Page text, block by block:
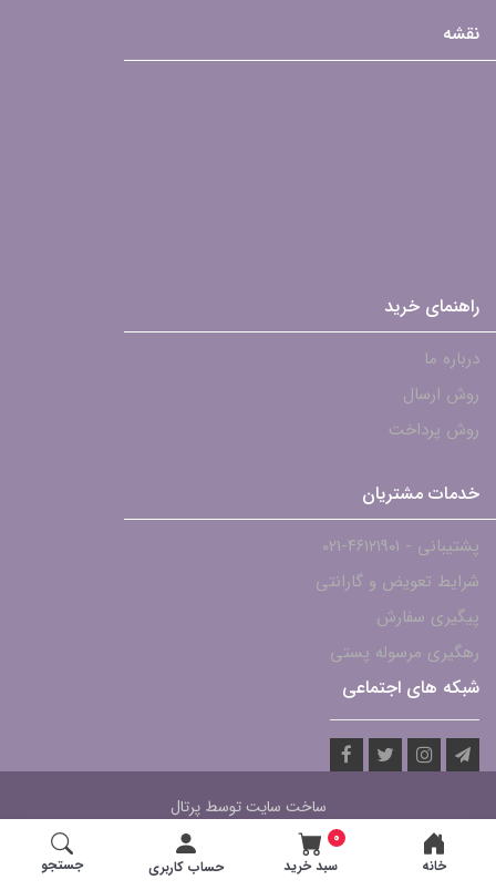
خانه
0
سبد خرید
حساب کاربری جستجو
نقشه
راهنمای خرید
درباره ما
روش ارسال
روش پرداخت
خدمات مشتریان
پشتیبانی - ۴۶۱۲۱۹۰۱-021
شرایط تعویض و گارانتی
پیگیری سفارش
رهگیری مرسوله پستی
شبکه های اجتماعی
ساخت سایت توسطپرتال